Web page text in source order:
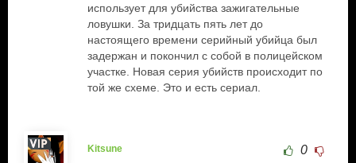
использует для убийства зажигательные
ловушки. За тридцать пять лет до
настоящего времени серийный убийца был
задержан и покончил с собой в полицейском
участке. Новая серия убийств происходит по
той же схеме. Это и есть сериал.
Kitsune 0